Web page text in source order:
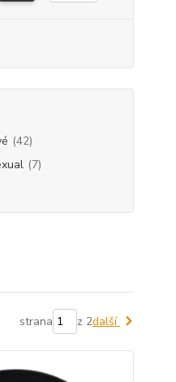
(42)
(7)
strana z 2další